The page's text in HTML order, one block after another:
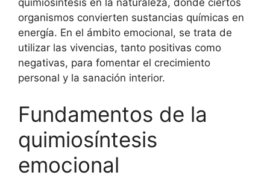
quimiosíntesis en la naturaleza, donde ciertos
organismos convierten sustancias químicas en
energía. En el ámbito emocional, se trata de
utilizar las vivencias, tanto positivas como
negativas, para fomentar el crecimiento
personal y la sanación interior.
Fundamentos de la
quimiosíntesis
emocional